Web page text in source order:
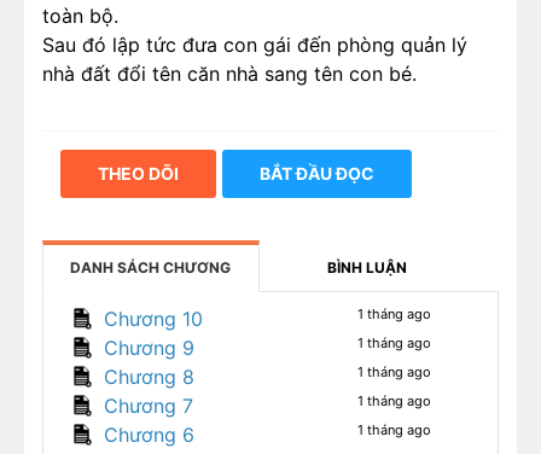
toàn bộ.
Sau đó lập tức đưa con gái đến phòng quản lý
nhà đất đổi tên căn nhà sang tên con bé.
THEO DÕI BẮT ĐẦU ĐỌC
DANH SÁCH CHƯƠNG BÌNH LUẬN
Chương 10 1 tháng ago
Chương 9 1 tháng ago
Chương 8 1 tháng ago
Chương 7 1 tháng ago
Chương 6 1 tháng ago